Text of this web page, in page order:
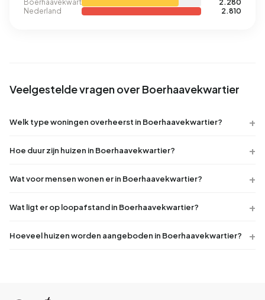
Boerhaavekwartier
2.280
Nederland
2.810
Veelgestelde vragen over Boerhaavekwartier
Welk type woningen overheerst in Boerhaavekwartier?
Hoe duur zijn huizen in Boerhaavekwartier?
Wat voor mensen wonen er in Boerhaavekwartier?
Wat ligt er op loopafstand in Boerhaavekwartier?
Hoeveel huizen worden aangeboden in Boerhaavekwartier?